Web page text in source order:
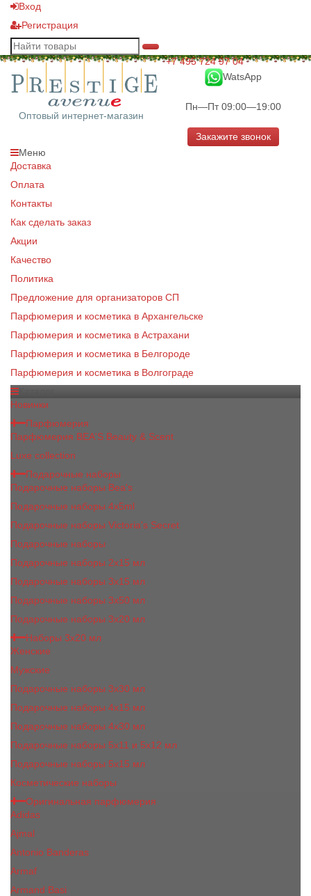
Вход
Регистрация
Оптовый интернет-магазин
+7 495 724 97 04
WatsApp
Пн—Пт 09:00—19:00
Закажите звонок
Меню
Доставка
Оплата
Контакты
Как сделать заказ
Акции
Качество
Политика
Предложение для организаторов СП
Парфюмерия и косметика в Архангельске
Парфюмерия и косметика в Астрахани
Парфюмерия и косметика в Белгороде
Парфюмерия и косметика в Волгограде
Новинки
Парфюмерия
Парфюмерия BEA'S Beauty & Scent
Luxe collection
Подарочные наборы
Подарочные наборы Bea's
Подарочные наборы 4х5ml
Подарочные наборы Victoria's Secret
Подарочные наборы
Подарочные наборы 2x15 мл
Подарочные наборы 3х15 мл
Подарочные наборы 3x50 мл
Подарочные наборы 3x20 мл
Наборы 3х20 мл
Женские
Мужские
Подарочные наборы 3х30 мл
Подарочные наборы 4x15 мл
Подарочные наборы 4x30 мл
Подарочные наборы 5x11 и 5х12 мл
Подарочные наборы 5x15 мл
Косметические наборы
Оригинальная парфюмерия
Adidas
Ajmal
Antonio Banderas
Armaf
Armand Basi